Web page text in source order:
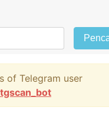
of Telegram user